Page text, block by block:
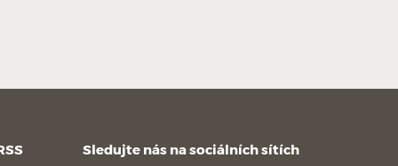
Sledujte nás na sociálních sítích